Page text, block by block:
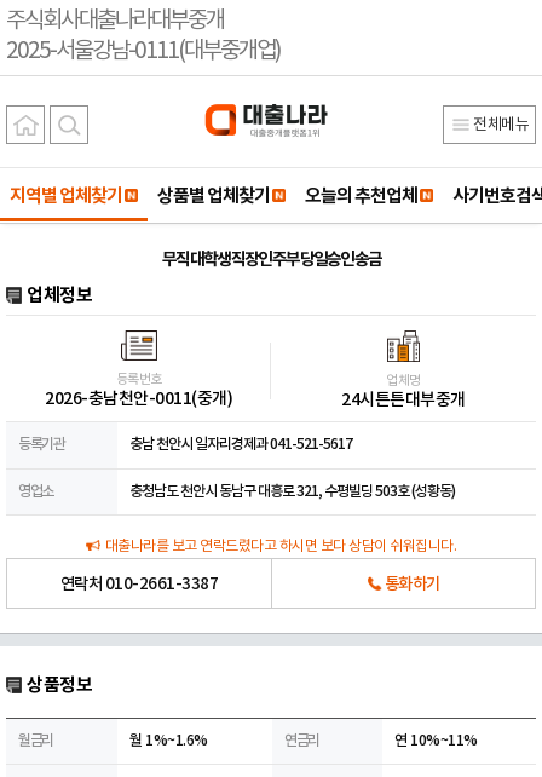
주식회사대출나라대부중개
2025-서울강남-0111(대부중개업)
전체메뉴
지역별 업체찾기 상품별 업체찾기 오늘의 추천업체 사기번호검
무직 대학생 직장인 주부 당일승인 송금
업체정보
등록번호
2026-충남천안-0011(중개)
업체명
24시튼튼대부중개
등록기관 충남 천안시 일자리경제과 041-521-5617
영업소 충청남도 천안시 동남구 대흥로 321, 수평빌딩 503호 (성황동)
대출나라를 보고 연락드렸다고 하시면 보다 상담이 쉬워집니다.
연락처 010-2661-3387 통화하기
상품정보
월금리 월 1%~1.6% 연금리 연 10%~11%